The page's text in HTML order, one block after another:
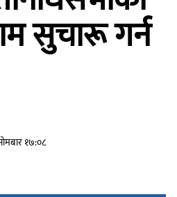
सुचारू गर्न
१७:०८